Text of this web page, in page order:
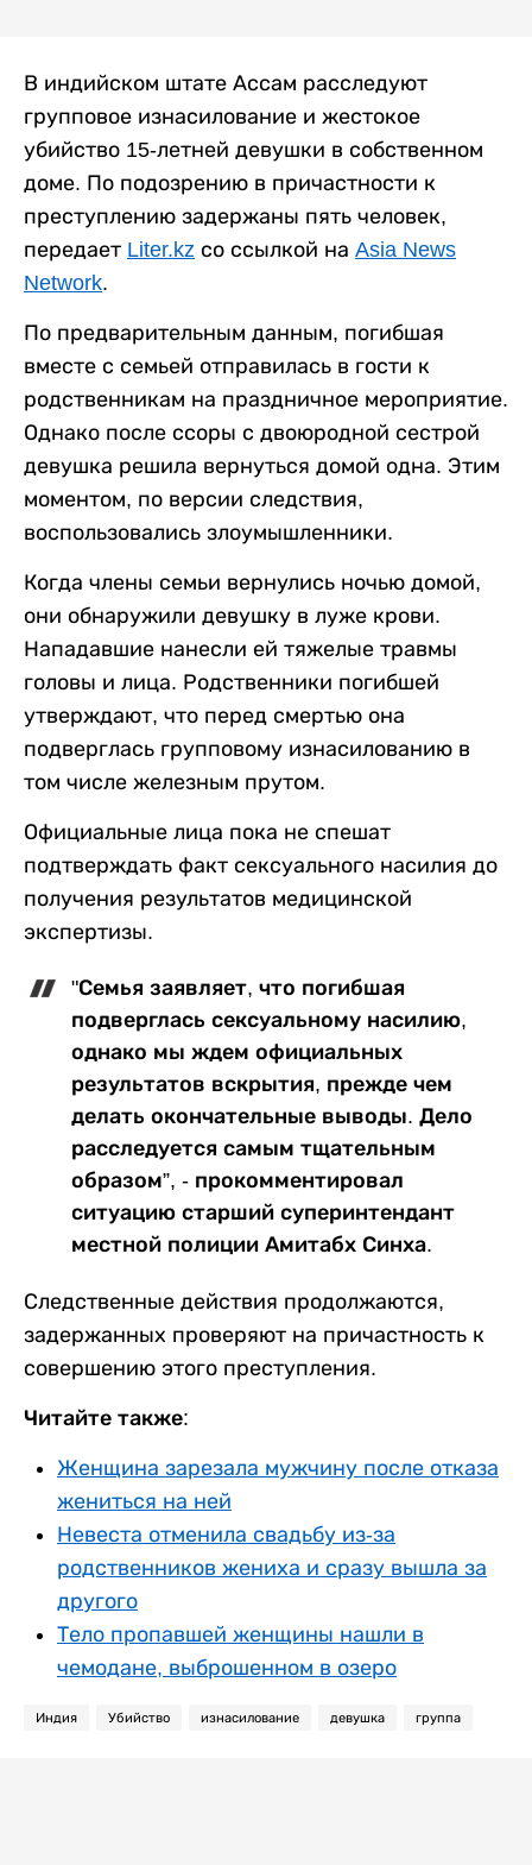
В индийском штате Ассам расследуют
групповое изнасилование и жестокое
убийство 15-летней девушки в собственном
доме. По подозрению в причастности к
преступлению задержаны пять человек,
передает Liter.kz со ссылкой на Asia News
Network.
По предварительным данным, погибшая
вместе с семьей отправилась в гости к
родственникам на праздничное мероприятие.
Однако после ссоры с двоюродной сестрой
девушка решила вернуться домой одна. Этим
моментом, по версии следствия,
воспользовались злоумышленники.
Когда члены семьи вернулись ночью домой,
они обнаружили девушку в луже крови.
Нападавшие нанесли ей тяжелые травмы
головы и лица. Родственники погибшей
утверждают, что перед смертью она
подверглась групповому изнасилованию в
том числе железным прутом.
Официальные лица пока не спешат
подтверждать факт сексуального насилия до
получения результатов медицинской
экспертизы.
"Семья заявляет, что погибшая
подверглась сексуальному насилию,
однако мы ждем официальных
результатов вскрытия, прежде чем
делать окончательные выводы. Дело
расследуется самым тщательным
образом”, - прокомментировал
ситуацию старший суперинтендант
местной полиции Амитабх Синха.
Следственные действия продолжаются,
задержанных проверяют на причастность к
совершению этого преступления.
Читайте также:
Женщина зарезала мужчину после отказа
жениться на ней
Невеста отменила свадьбу из-за
родственников жениха и сразу вышла за
другого
Тело пропавшей женщины нашли в
чемодане, выброшенном в озеро
Индия Убийство изнасилование девушка группа